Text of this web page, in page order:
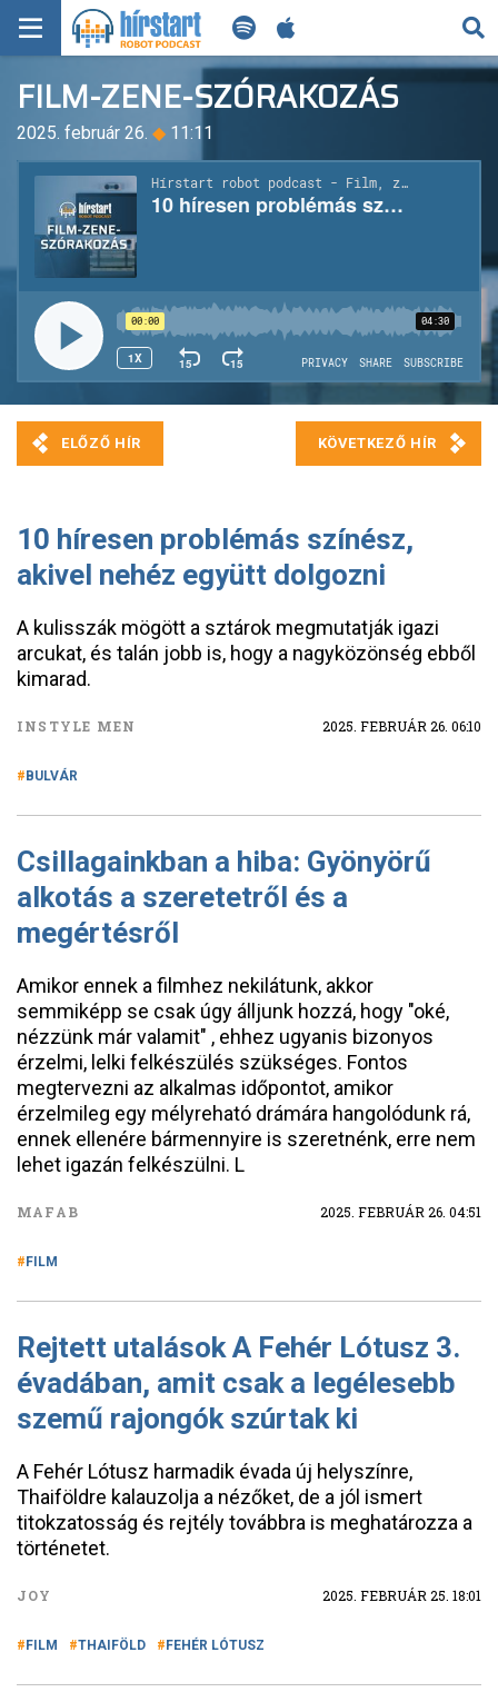
KERESÉS
KEZDŐLAP
FRISS HÍREK
TECH HÍREK
FILM-ZENE-SZÓRAKOZÁS
PLAYLIST
MI AZ A ROBOT PODCAST?
FILM-ZENE-SZÓRAKOZÁS
2025. február 26. ◆ 11:11
10 híresen problémás színész,
akivel nehéz együtt dolgozni
A kulisszák mögött a sztárok megmutatják igazi
arcukat, és talán jobb is, hogy a nagyközönség ebből
kimarad.
INSTYLE MEN 2025. FEBRUÁR 26. 06:10
BULVÁR
Csillagainkban a hiba: Gyönyörű
alkotás a szeretetről és a
megértésről
Amikor ennek a filmhez nekilátunk, akkor
semmiképp se csak úgy álljunk hozzá, hogy "oké,
nézzünk már valamit" , ehhez ugyanis bizonyos
érzelmi, lelki felkészülés szükséges. Fontos
megtervezni az alkalmas időpontot, amikor
érzelmileg egy mélyreható drámára hangolódunk rá,
ennek ellenére bármennyire is szeretnénk, erre nem
lehet igazán felkészülni. L
MAFAB 2025. FEBRUÁR 26. 04:51
FILM
Rejtett utalások A Fehér Lótusz 3.
évadában, amit csak a legélesebb
szemű rajongók szúrtak ki
A Fehér Lótusz harmadik évada új helyszínre,
Thaiföldre kalauzolja a nézőket, de a jól ismert
titokzatosság és rejtély továbbra is meghatározza a
történetet.
JOY 2025. FEBRUÁR 25. 18:01
FILM THAIFÖLD FEHÉR LÓTUSZ